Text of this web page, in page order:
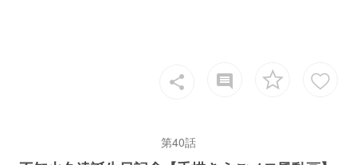
share insert_comment
第40話